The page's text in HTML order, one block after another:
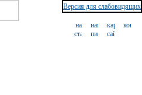
Версия для слабовидящих